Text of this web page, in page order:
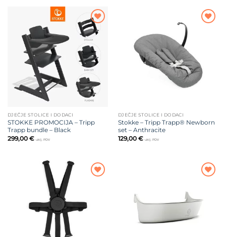
Dodajte
na listu
želja
DJEČJE STOLICE I DODACI
STOKKE PROMOCIJA – Tripp
Trapp bundle – Black
299,00 € uklj. PDV
DJEČJE STOLICE I DODACI
Stokke – Tripp Trapp® Newborn
set – Anthracite
129,00 € uklj. PDV